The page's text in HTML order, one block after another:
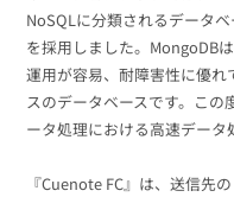
認証サービス
Webプッシュ通知サービス
効果改善・顧客育成
システム連携・効率
マーケティングブログ
資料ダウンロード
メール配信用語集
無
東京 03-6820-
（平
NoSQLに分類されるデータ
を採用しました。MongoDB
運用が容易、耐障害性に優
スのデータベースです。こ
ータ処理における高速データ
『Cuenote FC』は、送信先